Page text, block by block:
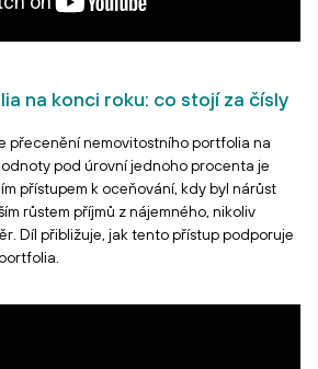
na konci roku: co stojí za čísly
přecenění nemovitostního portfolia na
pod úrovní jednoho procenta je
přístupem k oceňování, kdy byl nárůst
růstem příjmů z nájemného, nikoliv
Díl přibližuje, jak tento přístup podporuje